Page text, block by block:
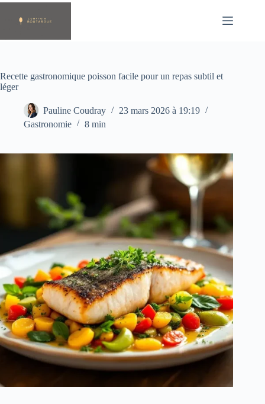
Passer
contenu
Recette gastronomique poisson facile pour un repas subtil et
léger
Pauline Coudray
23 mars 2026 à 19:19
Gastronomie
8 min